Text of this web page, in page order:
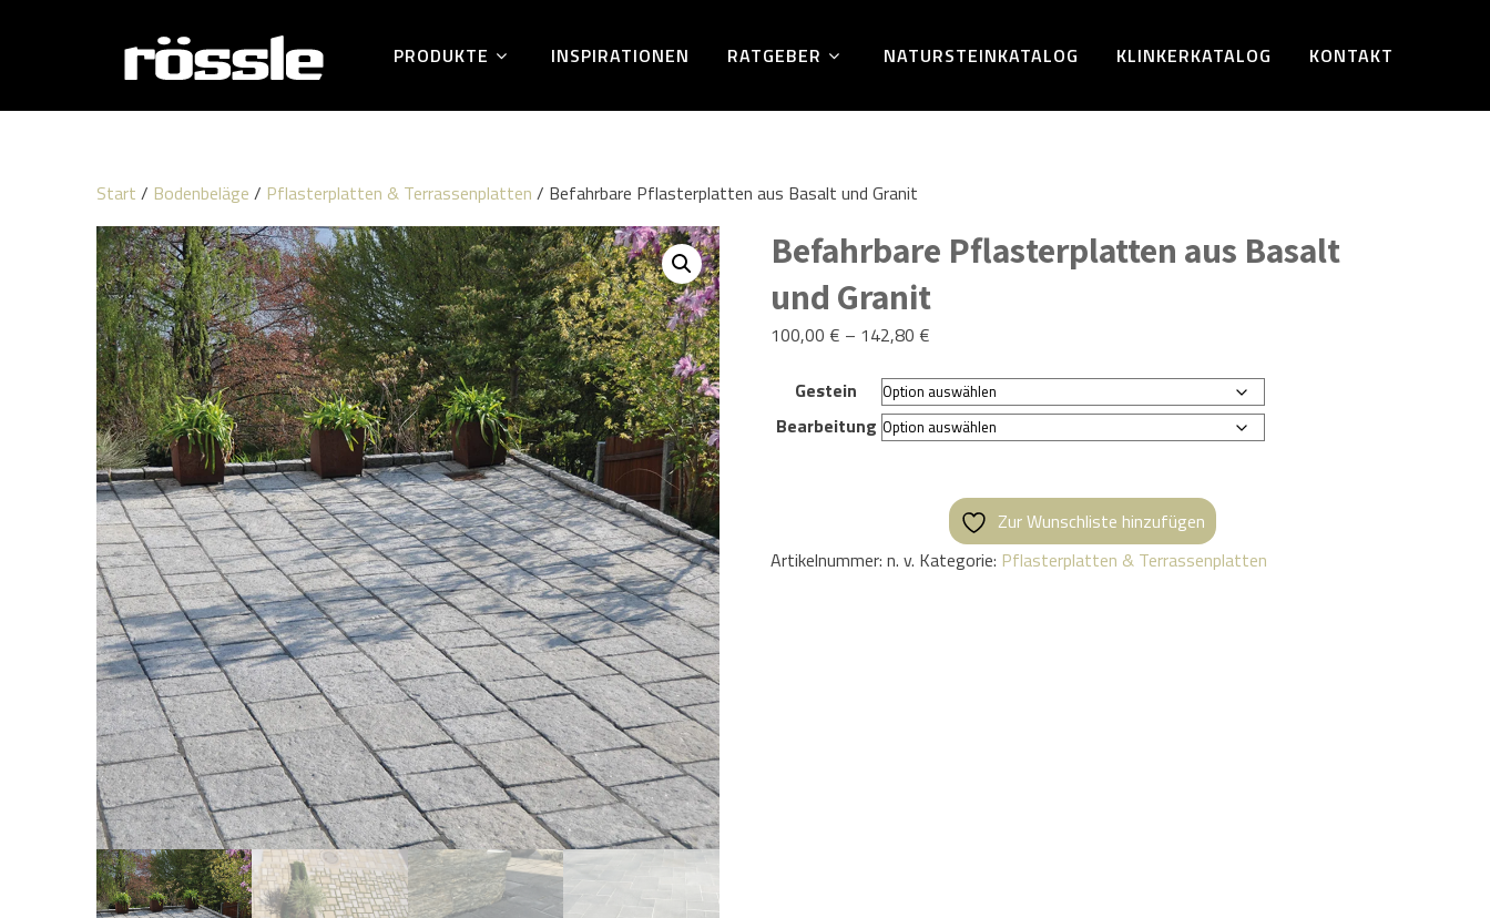
PRODUKTE INSPIRATIONEN RATGEBER NATURSTEINKATALOG KLINKERKATALOG KONTAKT
Start / Bodenbeläge / Pflasterplatten & Terrassenplatten / Befahrbare Pflasterplatten aus Basalt und Granit
Befahrbare Pflasterplatten aus Basalt
und Granit
100,00€ – 142,80€
Gestein
Bearbeitung
Zur Wunschliste hinzufügen
Artikelnummer:n. v. Kategorie: Pflasterplatten & Terrassenplatten